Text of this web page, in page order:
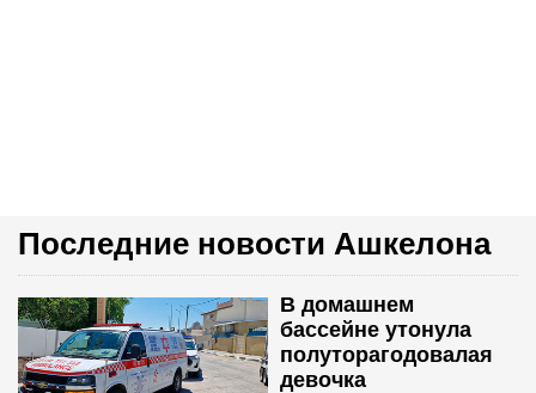
Последние новости Ашкелона
В домашнем
бассейне утонула
полуторагодовалая
девочка